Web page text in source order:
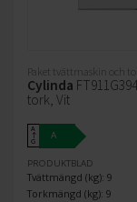
Paket tvättmaskin och
Cylinda
tork, Vit
A
↑
G
A
PRODUKTBLAD
Tvättmängd (kg): 9
Torkmängd (kg): 9